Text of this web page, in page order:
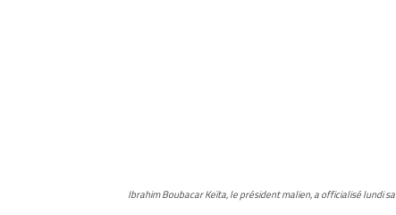
Ibrahim Boubacar Keïta, le président malien, a officialisé lundi